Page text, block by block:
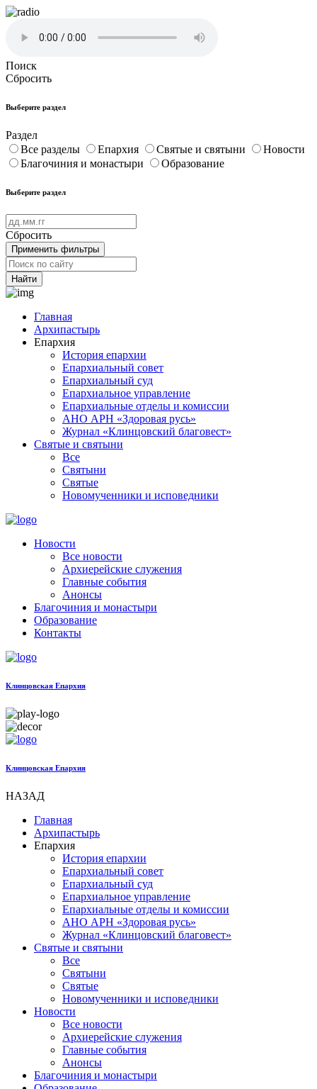
Поиск
Сбросить
Выберите раздел
Раздел
Все разделы
Епархия Святые и святыни
Новости
Благочиния и монастыри
Образование
Выберите раздел
Сбросить
Применить фильтры
Найти
Главная
Архипастырь
Епархия
История епархии
Епархиальный совет
Епархиальный суд
Епархиальное управление
Епархиальные отделы и комиссии
АНО АРН «Здоровая русь»
Журнал «Клинцовский благовест»
Святые и святыни
Все
Святыни
Святые
Новомученники и исповедники
Новости
Все новости
Архиерейские служения
Главные события
Анонсы
Благочиния и монастыри
Образование
Контакты
Клинцовская Епархия
Клинцовская Епархия
НАЗАД
Главная
Архипастырь
Епархия
История епархии
Епархиальный совет
Епархиальный суд
Епархиальное управление
Епархиальные отделы и комиссии
АНО АРН «Здоровая русь»
Журнал «Клинцовский благовест»
Святые и святыни
Все
Святыни
Святые
Новомученники и исповедники
Новости
Все новости
Архиерейские служения
Главные события
Анонсы
Благочиния и монастыри